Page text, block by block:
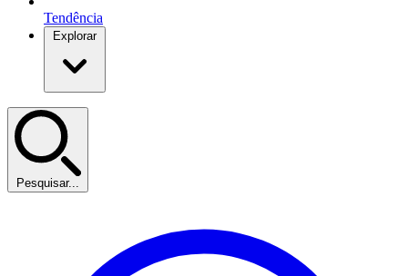
Tendência
Explorar
Pesquisar...